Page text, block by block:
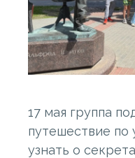
17 мая группа
путешествие по
узнать о